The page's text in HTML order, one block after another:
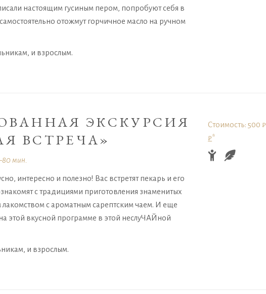
настоящим гусиным пером, попробуют себя в
отожмут горчичное масло на ручном
и взрослым.
ЭКСКУРСИЯ
ВСТРЕЧА»
мин.
интересно и полезно! Вас встретят пекарь и его
с традициями приготовления знаменитых
лакомством с ароматным сарептским чаем. И еще
этой вкусной программе в этой неслуЧАЙной
и взрослым.
Стоимость: 500
₽*